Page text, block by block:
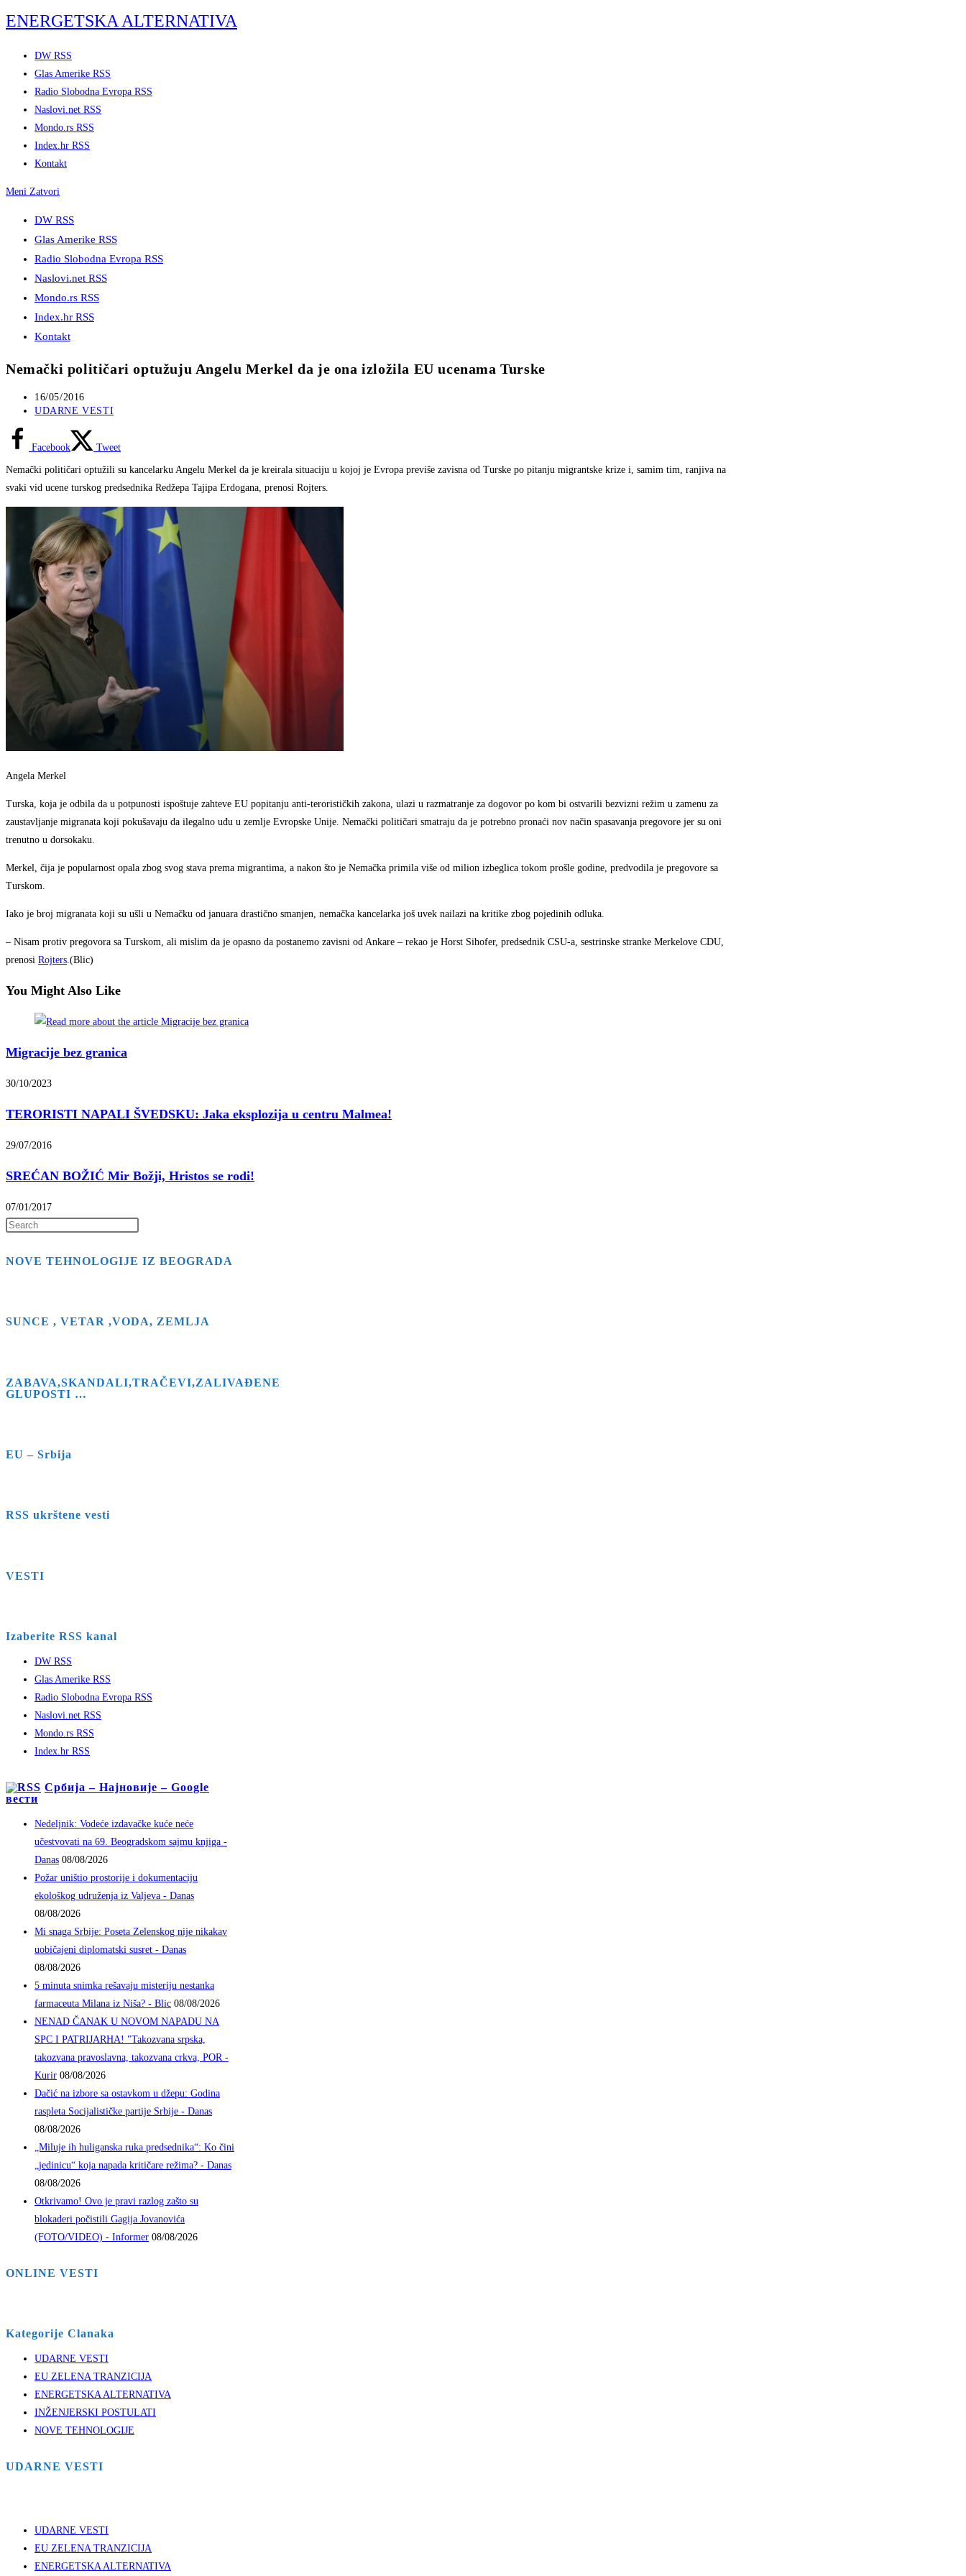
Skip
to
ENERGETSKA ALTERNATIVA
DW RSS
Glas Amerike RSS
Radio Slobodna Evropa RSS
Naslovi.net RSS
Mondo.rs RSS
Index.hr RSS
Kontakt
Meni Zatvori
DW RSS
Glas Amerike RSS
Radio Slobodna Evropa RSS
Naslovi.net RSS
Mondo.rs RSS
Index.hr RSS
Kontakt
Nemački političari optužuju Angelu Merkel da je ona izložila EU ucenama Turske
Post
published:
16/05/2016
Post
UDARNE VESTI
Facebook Tweet
Nemački političari optužili su kancelarku Angelu Merkel da je kreirala situaciju u kojoj je Evropa previše zavisna od Turske po pitanju migrantske krize i, samim tim, ranjiva na
svaki vid ucene turskog predsednika Redžepa Tajipa Erdogana, prenosi Rojters.
Angela Merkel
Turska, koja je odbila da u potpunosti ispoštuje zahteve EU popitanju anti-terorističkih zakona, ulazi u razmatranje za dogovor po kom bi ostvarili bezvizni režim u zamenu za
zaustavljanje migranata koji pokušavaju da ilegalno uđu u zemlje Evropske Unije. Nemački političari smatraju da je potrebno pronaći nov način spasavanja pregovore jer su oni
trenutno u đorsokaku.
Merkel, čija je popularnost opala zbog svog stava prema migrantima, a nakon što je Nemačka primila više od milion izbeglica tokom prošle godine, predvodila je pregovore sa
Turskom.
Iako je broj migranata koji su ušli u Nemačku od januara drastično smanjen, nemačka kancelarka još uvek nailazi na kritike zbog pojedinih odluka.
– Nisam protiv pregovora sa Turskom, ali mislim da je opasno da postanemo zavisni od Ankare – rekao je Horst Sihofer, predsednik CSU-a, sestrinske stranke Merkelove CDU,
prenosi Rojters.(Blic)
You Might Also Like
Migracije bez granica
30/10/2023
TERORISTI NAPALI ŠVEDSKU: Jaka eksplozija u centru Malmea!
29/07/2016
SREĆAN BOŽIĆ Mir Božji, Hristos se rodi!
07/01/2017
to
NOVE TEHNOLOGIJE IZ BEOGRADA
SUNCE , VETAR ,VODA, ZEMLJA
ZABAVA,SKANDALI,TRAČEVI,ZALIVAĐENE
GLUPOSTI …
EU – Srbija
RSS ukrštene vesti
VESTI
Izaberite RSS kanal
DW RSS
Glas Amerike RSS
Radio Slobodna Evropa RSS
Naslovi.net RSS
Mondo.rs RSS
Index.hr RSS
Србија – Најновије – Google
вести
Nedeljnik: Vodeće izdavačke kuće neće
učestvovati na 69. Beogradskom sajmu knjiga -
Danas 08/08/2026
Požar uništio prostorije i dokumentaciju
ekološkog udruženja iz Valjeva - Danas
08/08/2026
Mi snaga Srbije: Poseta Zelenskog nije nikakav
uobičajeni diplomatski susret - Danas
08/08/2026
5 minuta snimka rešavaju misteriju nestanka
farmaceuta Milana iz Niša? - Blic 08/08/2026
NENAD ČANAK U NOVOM NAPADU NA
SPC I PATRIJARHA! "Takozvana srpska,
takozvana pravoslavna, takozvana crkva, POR -
Kurir 08/08/2026
Dačić na izbore sa ostavkom u džepu: Godina
raspleta Socijalističke partije Srbije - Danas
08/08/2026
„Miluje ih huliganska ruka predsednika“: Ko čini
„jedinicu“ koja napada kritičare režima? - Danas
08/08/2026
Otkrivamo! Ovo je pravi razlog zašto su
blokaderi počistili Gagija Jovanovića
(FOTO/VIDEO) - Informer 08/08/2026
ONLINE VESTI
Kategorije Clanaka
UDARNE VESTI
EU ZELENA TRANZICIJA
ENERGETSKA ALTERNATIVA
INŽENJERSKI POSTULATI
NOVE TEHNOLOGIJE
UDARNE VESTI
UDARNE VESTI
EU ZELENA TRANZICIJA
ENERGETSKA ALTERNATIVA